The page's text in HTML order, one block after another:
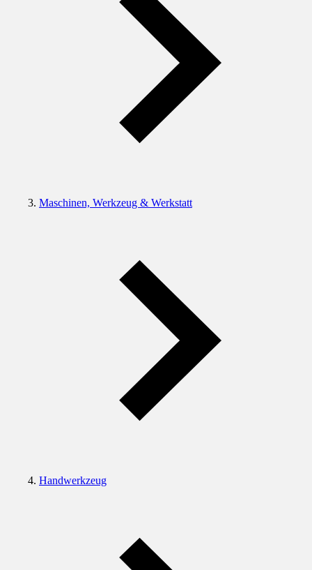
Maschinen, Werkzeug & Werkstatt
Handwerkzeug